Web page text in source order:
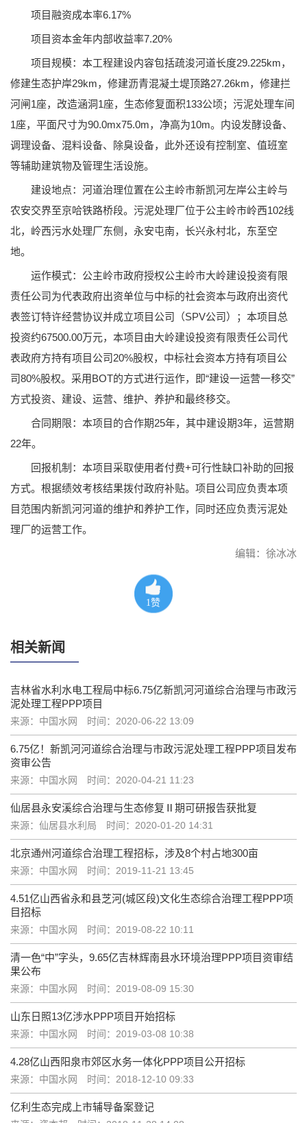
项目融资成本率6.17%
项目资本金年内部收益率7.20%
项目规模：本工程建设内容包括疏浚河道长度29.225km，
修建生态护岸29km，修建沥青混凝土堤顶路27.26km，修建拦
河闸1座，改造涵洞1座，生态修复面积133公顷；污泥处理车间
1座，平面尺寸为90.0mx75.0m，净高为10m。内设发酵设备、
调理设备、混料设备、除臭设备，此外还设有控制室、值班室
等辅助建筑物及管理生活设施。
建设地点：河道治理位置在公主岭市新凯河左岸公主岭与
农安交界至京哈铁路桥段。污泥处理厂位于公主岭市岭西102线
北，岭西污水处理厂东侧，永安屯南，长兴永村北，东至空
地。
运作模式：公主岭市政府授权公主岭市大岭建设投资有限
责任公司为代表政府出资单位与中标的社会资本与政府出资代
表签订特许经营协议并成立项目公司（SPV公司）；本项目总
投资约67500.00万元，本项目由大岭建设投资有限责任公司代
表政府方持有项目公司20%股权，中标社会资本方持有项目公
司80%股权。采用BOT的方式进行运作，即“建设一运营一移交”
方式投资、建设、运营、维护、养护和最终移交。
合同期限：本项目的合作期25年，其中建设期3年，运营期
22年。
回报机制：本项目采取使用者付费+可行性缺口补助的回报
方式。根据绩效考核结果拨付政府补贴。项目公司应负责本项
目范围内新凯河河道的维护和养护工作，同时还应负责污泥处
理厂的运营工作。
编辑：徐冰冰
1 赞
相关新闻
吉林省水利水电工程局中标6.75亿新凯河河道综合治理与市政污
泥处理工程PPP项目
来源：中国水网 时间：2020-06-22 13:09
6.75亿！新凯河河道综合治理与市政污泥处理工程PPP项目发布
资审公告
来源：中国水网 时间：2020-04-21 11:23
仙居县永安溪综合治理与生态修复Ⅱ期可研报告获批复
来源：仙居县水利局 时间：2020-01-20 14:31
北京通州河道综合治理工程招标，涉及8个村占地300亩
来源：中国水网 时间：2019-11-21 13:45
4.51亿山西省永和县芝河(城区段)文化生态综合治理工程PPP项
目招标
来源：中国水网 时间：2019-08-22 10:11
清一色“中”字头，9.65亿吉林辉南县水环境治理PPP项目资审结
果公布
来源：中国水网 时间：2019-08-09 15:30
山东日照13亿涉水PPP项目开始招标
来源：中国水网 时间：2019-03-08 10:38
4.28亿山西阳泉市郊区水务一体化PPP项目公开招标
来源：中国水网 时间：2018-12-10 09:33
亿利生态完成上市辅导备案登记